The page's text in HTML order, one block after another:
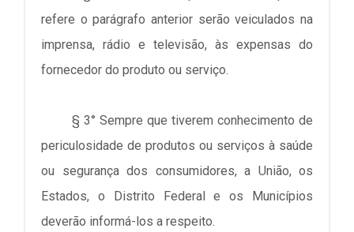
refere o parágrafo anterior serão veiculados na
imprensa, rádio e televisão, às expensas do
fornecedor do produto ou serviço.
§ 3° Sempre que tiverem conhecimento de
periculosidade de produtos ou serviços à saúde
ou segurança dos consumidores, a União, os
Estados, o Distrito Federal e os Municípios
deverão informá-los a respeito.